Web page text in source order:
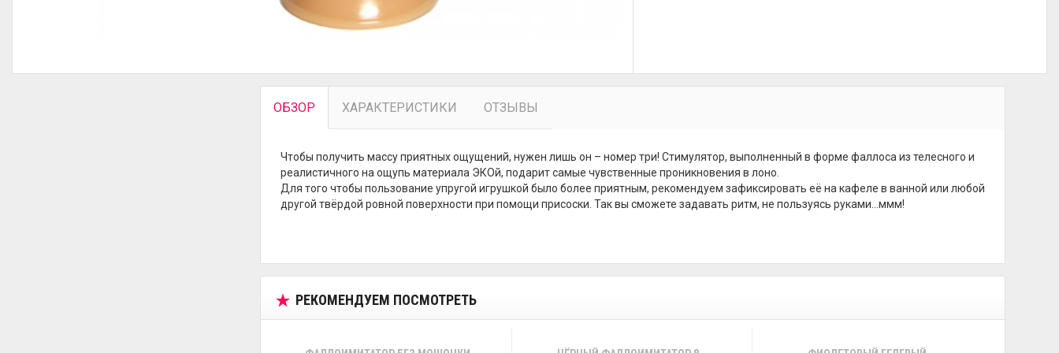
ОБЗОР ХАРАКТЕРИСТИКИ ОТЗЫВЫ
Чтобы получить массу приятных ощущений, нужен лишь он – номер три! Стимулятор, выполненный в форме фаллоса из телесного и
реалистичного на ощупь материала ЭКОй, подарит самые чувственные проникновения в лоно.
Для того чтобы пользование упругой игрушкой было более приятным, рекомендуем зафиксировать её на кафеле в ванной или любой
другой твёрдой ровной поверхности при помощи присоски. Так вы сможете задавать ритм, не пользуясь руками…ммм!
РЕКОМЕНДУЕМ ПОСМОТРЕТЬ